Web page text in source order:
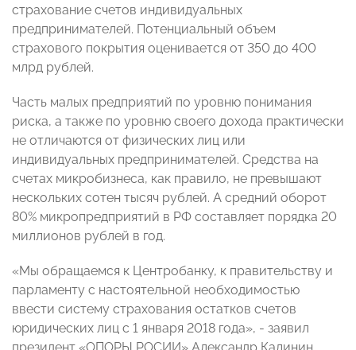
страхование счетов индивидуальных
предпринимателей. Потенциальный объем
страхового покрытия оценивается от 350 до 400
млрд рублей.
Часть малых предприятий по уровню понимания
риска, а также по уровню своего дохода практически
не отличаются от физических лиц или
индивидуальных предпринимателей. Средства на
счетах микробизнеса, как правило, не превышают
нескольких сотен тысяч рублей. А средний оборот
80% микропредприятий в РФ составляет порядка 20
миллионов рублей в год.
«Мы обращаемся к Центробанку, к правительству и
парламенту с настоятельной необходимостью
ввести систему страхования остатков счетов
юридических лиц с 1 января 2018 года», - заявил